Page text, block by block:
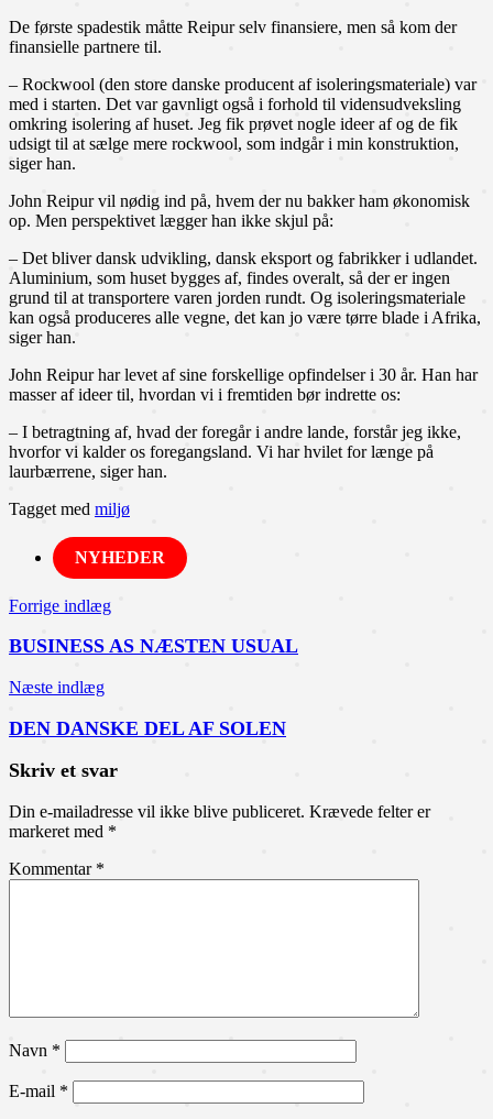
De første spadestik måtte Reipur selv finansiere, men så kom der
finansielle partnere til.
– Rockwool (den store danske producent af isoleringsmateriale) var
med i starten. Det var gavnligt også i forhold til vidensudveksling
omkring isolering af huset. Jeg fik prøvet nogle ideer af og de fik
udsigt til at sælge mere rockwool, som indgår i min konstruktion,
siger han.
John Reipur vil nødig ind på, hvem der nu bakker ham økonomisk
op. Men perspektivet lægger han ikke skjul på:
– Det bliver dansk udvikling, dansk eksport og fabrikker i udlandet.
Aluminium, som huset bygges af, findes overalt, så der er ingen
grund til at transportere varen jorden rundt. Og isoleringsmateriale
kan også produceres alle vegne, det kan jo være tørre blade i Afrika,
siger han.
John Reipur har levet af sine forskellige opfindelser i 30 år. Han har
masser af ideer til, hvordan vi i fremtiden bør indrette os:
– I betragtning af, hvad der foregår i andre lande, forstår jeg ikke,
hvorfor vi kalder os foregangsland. Vi har hvilet for længe på
laurbærrene, siger han.
Tagget med miljø
NYHEDER
Indlægsnavigation
Forrige indlæg
BUSINESS AS NÆSTEN USUAL
Næste indlæg
DEN DANSKE DEL AF SOLEN
Skriv et svar
Din e-mailadresse vil ikke blive publiceret. Krævede felter er
markeret med *
Kommentar *
Navn *
E-mail *